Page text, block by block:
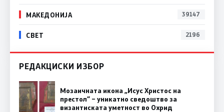
МАКЕДОНИЈА 39147
СВЕТ 2196
РЕДАКЦИСКИ ИЗБОР
Мозаичната икона „Исус Христос на
престол“ – уникатно сведоштво за
византиската уметност во Охрид